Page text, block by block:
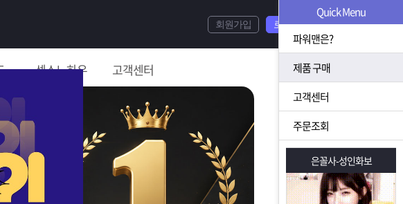
섹스노하우 고객센터
회원가입 로그인
Quick Menu
파워맨은?
제품 구매
고객센터
주문조회
은꼴사-성인화보 은꼴사-성인화보